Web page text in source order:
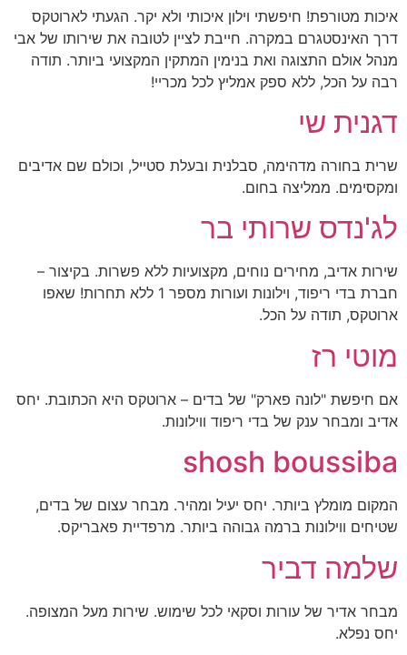
איכות מטורפת! חיפשתי וילון איכותי ולא יקר. הגעתי לארוטקס
דרך האינסטגרם במקרה. חייבת לציין לטובה את שירותו של אבי
מנהל אולם התצוגה ואת בנימין המתקין המקצועי ביותר. תודה
רבה על הכל, ללא ספק אמליץ לכל מכריי!
דגנית שי
שרית בחורה מדהימה, סבלנית ובעלת סטייל, וכולם שם אדיבים
ומקסימים. ממליצה בחום.
לג'נדס שרותי בר
שירות אדיב, מחירים נוחים, מקצועיות ללא פשרות. בקיצור –
חברת בדי ריפוד, וילונות ועורות מספר 1 ללא תחרות! שאפו
ארוטקס, תודה על הכל.
מוטי רז
אם חיפשת "לונה פארק" של בדים – ארוטקס היא הכתובת. יחס
אדיב ומבחר ענק של בדי ריפוד ווילונות.
shosh boussiba
המקום מומלץ ביותר. יחס יעיל ומהיר. מבחר עצום של בדים,
שטיחים ווילונות ברמה גבוהה ביותר. מרפדיית פאבריקס.
שלמה דביר
מבחר אדיר של עורות וסקאי לכל שימוש. שירות מעל המצופה.
יחס נפלא.